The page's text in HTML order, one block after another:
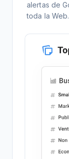
alertas de
toda la Web.